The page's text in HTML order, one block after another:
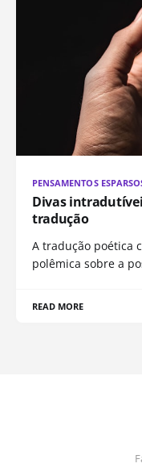
PENSAMENTOS
Divas
tradução
A tradução poética
polêmica sobre a
READ MORE